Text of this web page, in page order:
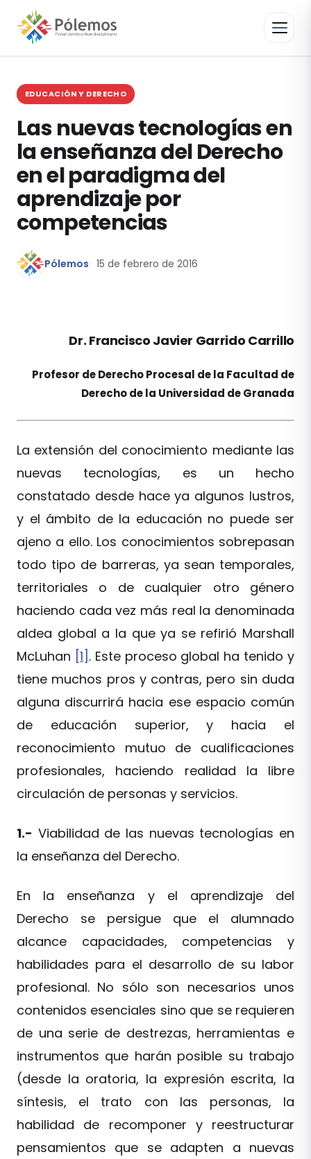
EDUCACIÓN Y DERECHO
Las nuevas tecnologías en
la enseñanza del Derecho
en el paradigma del
aprendizaje por
competencias
Pólemos 15 de febrero de 2016
Dr. Francisco Javier Garrido Carrillo
Profesor de Derecho Procesal de la Facultad de
Derecho de la Universidad de Granada
La extensión del conocimiento mediante las
nuevas tecnologías, es un hecho
constatado desde hace ya algunos lustros,
y el ámbito de la educación no puede ser
ajeno a ello. Los conocimientos sobrepasan
todo tipo de barreras, ya sean temporales,
territoriales o de cualquier otro género
haciendo cada vez más real la denominada
aldea global a la que ya se refirió Marshall
McLuhan [1] . Este proceso global ha tenido y
tiene muchos pros y contras, pero sin duda
alguna discurrirá hacia ese espacio común
de educación superior, y hacia el
reconocimiento mutuo de cualificaciones
profesionales, haciendo realidad la libre
circulación de personas y servicios.
1.- Viabilidad de las nuevas tecnologías en
la enseñanza del Derecho.
En la enseñanza y el aprendizaje del
Derecho se persigue que el alumnado
alcance capacidades, competencias y
habilidades para el desarrollo de su labor
profesional. No sólo son necesarios unos
contenidos esenciales sino que se requieren
de una serie de destrezas, herramientas e
instrumentos que harán posible su trabajo
(desde la oratoria, la expresión escrita, la
síntesis, el trato con las personas, la
habilidad de recomponer y reestructurar
pensamientos que se adapten a nuevas